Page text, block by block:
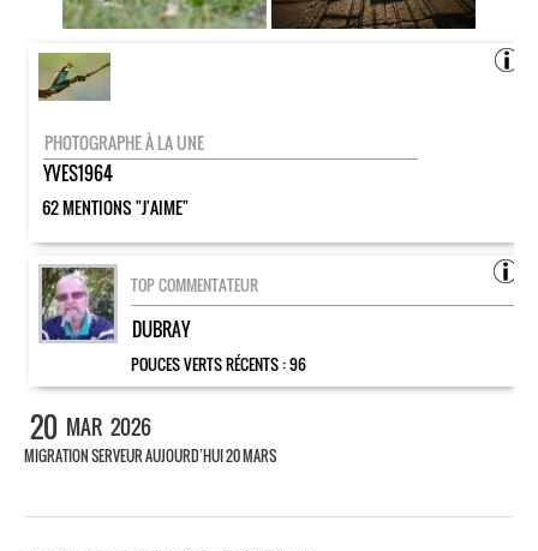
PHOTOGRAPHE À LA UNE
YVES1964
62 MENTIONS "J'AIME"
TOP COMMENTATEUR
DUBRAY
POUCES VERTS RÉCENTS :96
20 MAR 2026
MIGRATION SERVEUR AUJOURD’HUI 20 MARS